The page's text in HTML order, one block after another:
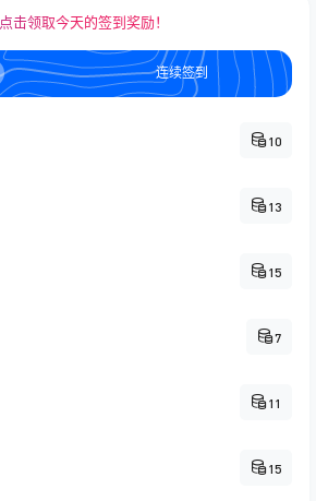
点击领取今天的签到奖励！
连续签到
10
13
15
7
11
15